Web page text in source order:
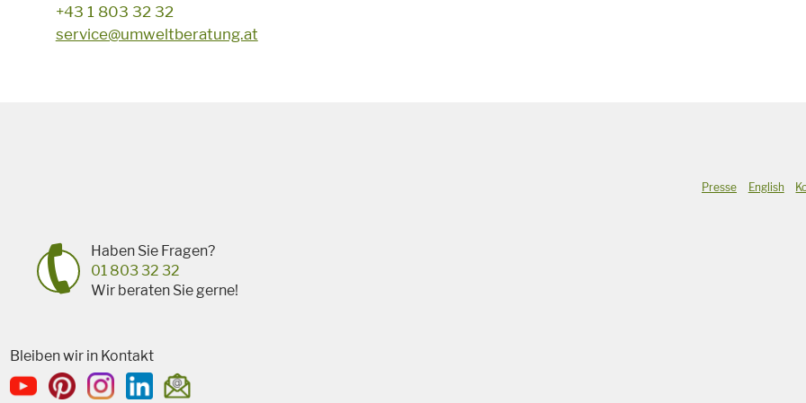
+43 1 803 32 32
service@umweltberatung.at
Presse English
Haben Sie Fragen?
01 803 32 32
Wir beraten Sie gerne!
Bleiben wir in Kontakt